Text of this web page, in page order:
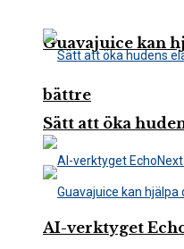
Guavajuice kan
bättre
AI-verktyget
Sätt att öka